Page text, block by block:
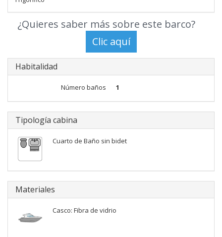
¿Quieres saber más sobre este barco?
Habitalidad
Número baños 1
Tipología cabina
Cuarto de Baño sin bidet
Materiales
Casco: Fibra de vidrio